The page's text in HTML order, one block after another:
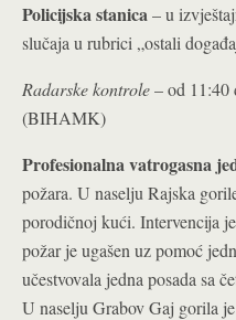
Policijska stanica– u
slučaja u rubrici „ostali
Radarske kontrole– od
(BIHAMK)
Profesionalna vatrogasna
požara. U naselju Rajska
porodičnoj kući. Intervencija
požar je ugašen uz pomoć
učestvovala jedna posada sa
U naselju Grabov Gaj gorila